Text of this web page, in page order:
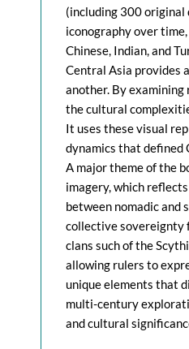
(including 300 original
iconography over
Chinese, Indian, and
Central Asia provides
another. By
the cultural
It uses these visual
dynamics that defined
A major theme of the
imagery, which
between nomadic and
collective sovereignty
clans such of the
allowing rulers to
unique elements that
multi-century
and cultural